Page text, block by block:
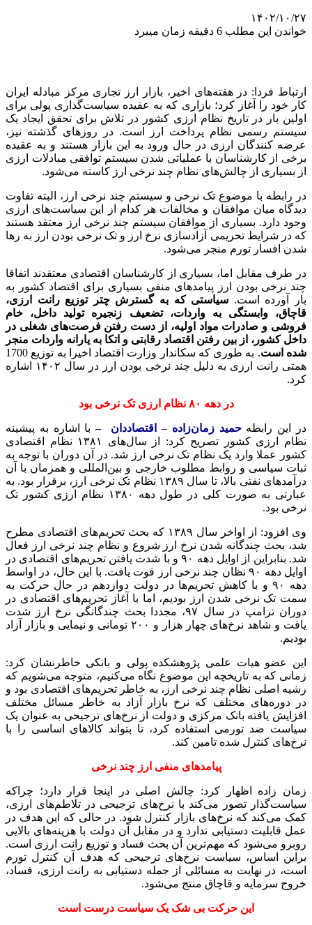
۱۴۰۲/۱۰/۲۷
خواندن این مطلب 6 دقیقه زمان میبرد
ارتباط فردا: در هفته‌های اخیر، بازار ارز تجاری مرکز مبادله ایران
کار خود را آغاز کرد؛ بازاری که به عقیده سیاست‌گذاری پولی برای
اولین بار در تاریخ نظام ارزی کشور در تلاش برای تحقق ایجاد یک
سیستم رسمی نظام پرداخت ارز است. در روزهای گذشته نیز،
عرضه کنندگان ارزی در حال ورود به این بازار هستند و به عقیده
برخی از کارشناسان با عملیاتی شدن سیستم توافقی مبادلات ارزی
از بسیاری از چالش‌های نظام چند نرخی ارز کاسته می‌شود.
در رابطه با موضوع تک نرخی و سیستم چند نرخی ارز، البته تفاوت
دیدگاه میان موافقان و مخالفات هر کدام از این سیاست‌های ارزی
وجود دارد. بسیاری از موافقان سیستم چند نرخی ارز معتقد هستند
که در شرایط تحریمی آزادسازی نرخ ارز و تک نرخی بودن ارز به رها
شدن افسار تورم منجر می‌شود.
در طرف مقابل اما، بسیاری از کارشناسان اقتصادی معتقدند اتفاقا
چند نرخی بودن ارز پیامدهای منفی بسیاری برای اقتصاد کشور به
بار آورده است. سیاستی که به گسترش چتر توزیع رانت ارزی،
قاچاق، وابستگی به واردات، تضعیف زنجیره تولید داخل، خام
فروشی و صادرات مواد اولیه، از دست رفتن فرصت‌های شغلی در
داخل کشور، از بین رفتن اقتصاد رقابتی و اتکا به یارانه واردات منجر
شده است
. به طوری که سکاندار وزارت اقتصاد اخیرا به توزیع 1700
همتی رانت ارزی به دلیل چند نرخی بودن ارز در سال ۱۴۰۲ اشاره
کرد.
در دهه ۸۰ نظام ارزی تک نرخی بود
در این رابطهحمید زمان‌زاده – اقتصاددان – با اشاره به پیشینه
نظام ارزی کشور تصریح کرد: از سال‌های ۱۳۸۱ نظام اقتصادی
کشور عملا وارد یک نظام تک نرخی ارز شد. در آن دوران با توجه به
ثبات سیاسی و روابط مطلوب خارجی و بین‌المللی و همزمان با آن
درآمدهای نفتی بالا، تا سال ۱۳۸۹ نظام تک نرخی ارز، برقرار بود. به
عبارتی به صورت کلی در طول دهه ۱۳۸۰ نظام ارزی کشور تک
نرخی بود.
وی افزود: از اواخر سال ۱۳۸۹ که بحث تحریم‌های اقتصادی مطرح
شد، بحث چندگانه شدن نرخ ارز شروع و نظام چند نرخی ارز فعال
شد. بنابراین از اوایل دهه ۹۰ و با شدت یافتن تحریم‌های اقتصادی در
اوایل دهه ۹۰ نظان چند نرخی ارز قوت یافت. با این حال، در اواسط
دهه ۹۰ و با کاهش تحریم‌ها در دولت دوازدهم در حال حرکت به
سمت تک نرخی شدن ارز بودیم، اما با آغاز تحریم‌های اقتصادی در
دوران ترامپ در سال ۹۷، مجددا بحث چندگانگی نرخ ارز شدت
یافت و شاهد نرخ‌های چهار هزار و ۲۰۰ تومانی و نیمایی و بازار آزاد
بودیم.
این عضو هیات علمی پژوهشکده پولی و بانکی خاطرنشان کرد:
زمانی که به تاریخچه این موضوع نگاه می‌کنیم، متوجه می‌شویم که
رشیه اصلی نظام چند نرخی ارز، به خاطر تحریم‌های اقتصادی بود و
در دوره‌های مختلف که نرخ بازار آزاد به خاطر مسائل مختلف
افزایش یافته بانک مرکزی و دولت از نرخ‌های ترجیحی به عنوان یک
سیاست ضد تورمی استفاده کرد، تا بتواند کالاهای اساسی را با
نرخ‌های کنترل شده تامین کند.
پیامدهای منفی ارز چند نرخی
زمان زاده اظهار کرد: چالش اصلی در اینجا قرار دارد؛ چراکه
سیاست‌گذار تصور می‌کند با نرخ‌های ترجیحی در تلاطم‌های ارزی،
کمک می‌کند که نرخ‌های بازار کنترل شود. در حالی که این هدف در
عمل قابلیت دستیابی ندارد و در مقابل آن دولت با هزینه‌های بالایی
روبرو می‌شود که مهم‌ترین آن بحث فساد و توزیع رانت ارزی است.
براین اساس، سیاست نرخ‌های ترجیحی که هدف آن کنترل تورم
است، در نهایت به مسائلی از جمله دستیابی به رانت ارزی، فساد،
خروج سرمایه و قاچاق منتج می‌شود.
این حرکت بی شک یک سیاست درست است